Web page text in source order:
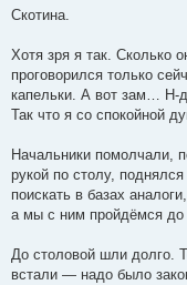
Скотина.
Хотя зря я так. Сколько
проговорился только
капельки. А вот зам…
Так что я со спокойной
Начальники помолчали,
рукой по столу,
поискать в базах
а мы с ним пройдёмся до
До столовой шли долго.
встали — надо было